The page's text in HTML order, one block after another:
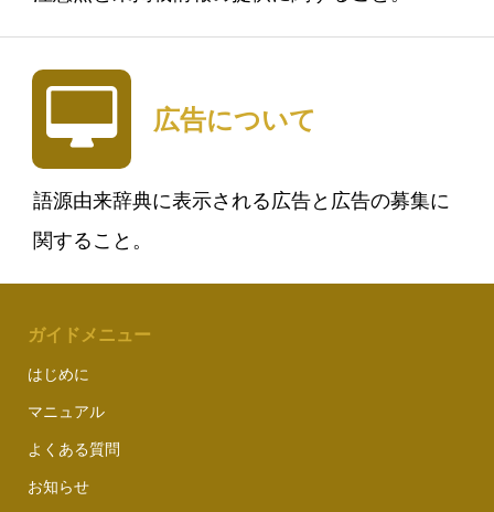
広告について
語源由来辞典に表示される広告と広告の募集に
関すること。
ガイドメニュー
はじめに
マニュアル
よくある質問
お知らせ